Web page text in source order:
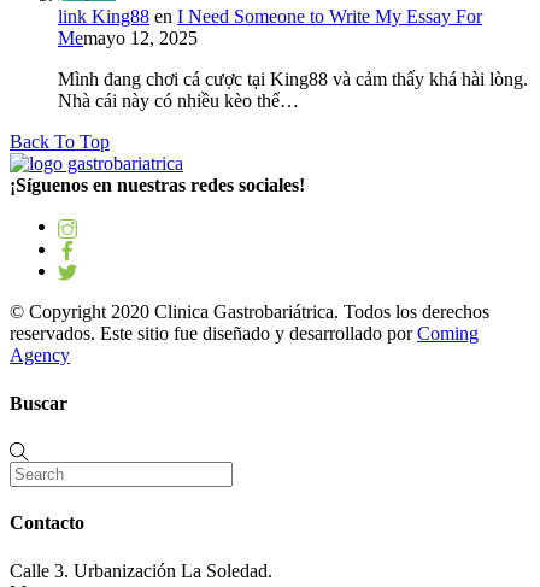
link King88 en I Need Someone to Write My Essay For
Memayo 12, 2025
Mình đang chơi cá cược tại King88 và cảm thấy khá hài lòng.
Nhà cái này có nhiều kèo thể…
Back To Top
¡Síguenos en nuestras redes sociales!
© Copyright 2020 Clinica Gastrobariátrica. Todos los derechos
reservados. Este sitio fue diseñado y desarrollado porComing
Agency
Buscar
Contacto
Calle 3. Urbanización La Soledad.